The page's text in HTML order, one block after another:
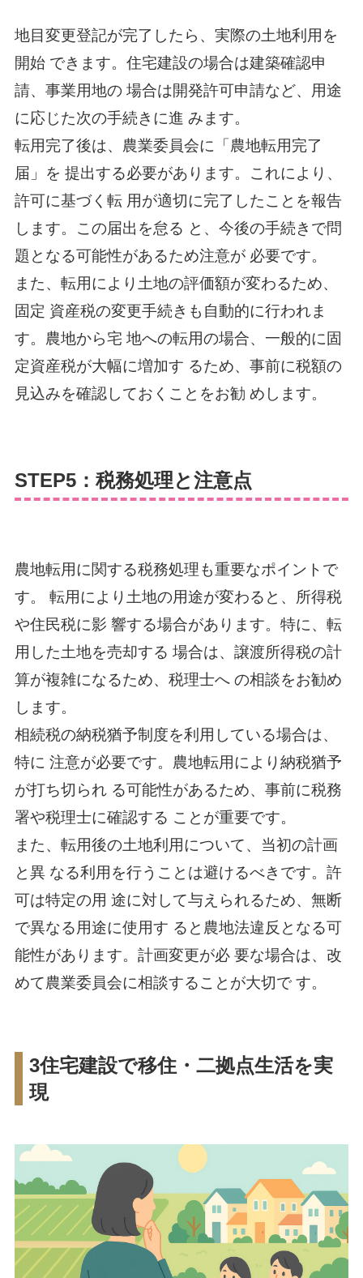
地目変更登記が完了したら、実際の土地利用を
開始 できます。住宅建設の場合は建築確認申
請、事業用地の 場合は開発許可申請など、用途
に応じた次の手続きに進 みます。
転用完了後は、農業委員会に「農地転用完了
届」を 提出する必要があります。これにより、
許可に基づく転 用が適切に完了したことを報告
します。この届出を怠る と、今後の手続きで問
題となる可能性があるため注意が 必要です。
また、転用により土地の評価額が変わるため、
固定 資産税の変更手続きも自動的に行われま
す。農地から宅 地への転用の場合、一般的に固
定資産税が大幅に増加す るため、事前に税額の
見込みを確認しておくことをお勧 めします。
STEP5：税務処理と注意点
農地転用に関する税務処理も重要なポイントで
す。 転用により土地の用途が変わると、所得税
や住民税に影 響する場合があります。特に、転
用した土地を売却する 場合は、譲渡所得税の計
算が複雑になるため、税理士へ の相談をお勧め
します。
相続税の納税猶予制度を利用している場合は、
特に 注意が必要です。農地転用により納税猶予
が打ち切られ る可能性があるため、事前に税務
署や税理士に確認する ことが重要です。
また、転用後の土地利用について、当初の計画
と異 なる利用を行うことは避けるべきです。許
可は特定の用 途に対して与えられるため、無断
で異なる用途に使用す ると農地法違反となる可
能性があります。計画変更が必 要な場合は、改
めて農業委員会に相談することが大切で す。
3住宅建設で移住・二拠点生活を実
現